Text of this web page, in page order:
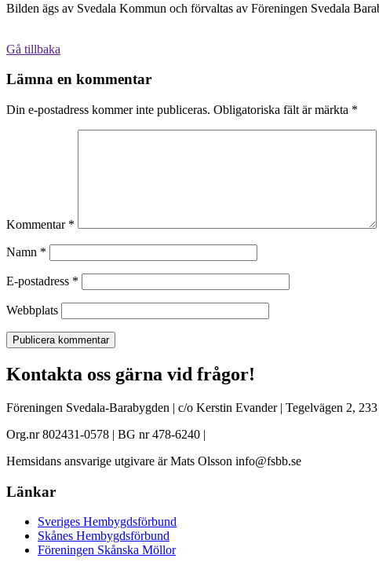
Bilden ägs av Svedala Kommun och förvaltas av Föreningen Svedala
Gå tillbaka
Lämna en kommentar
Din e-postadress kommer inte publiceras. Obligatoriska fält är märkta *
Kommentar *
Namn *
E-postadress *
Webbplats
Kontakta oss gärna vid frågor!
Föreningen Svedala-Barabygden | c/o Kerstin Evander | Tegelvägen 2,
Org.nr 802431-0578 | BG nr 478-6240 |
Hemsidans ansvarige utgivare är Mats Olsson info@fsbb.se
Länkar
Sveriges Hembygdsförbund
Skånes Hembygdsförbund
Föreningen Skånska Möllor